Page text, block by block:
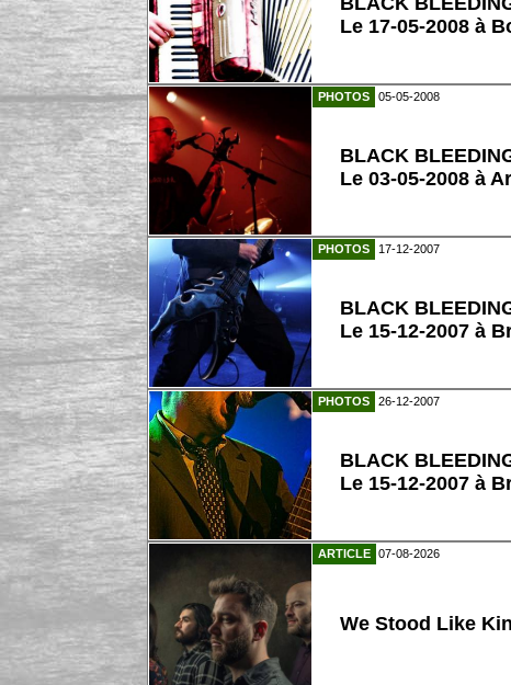
Le 17-05-2008 à
PHOTOS 05-05-2008
BLACK
Le 03-05-2008 à
PHOTOS 17-12-2007
BLACK
Le 15-12-2007 à
PHOTOS 26-12-2007
BLACK
Le 15-12-2007 à
ARTICLE 07-08-2026
We Stood Like